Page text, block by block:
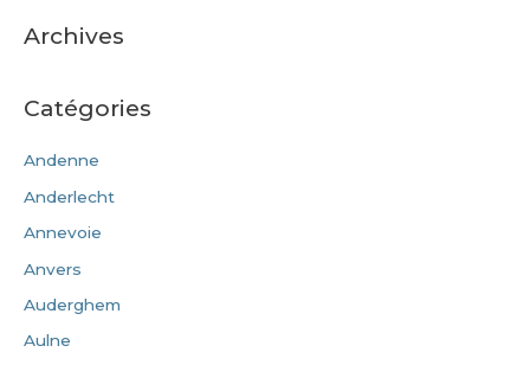
Archives
Catégories
Andenne
Anderlecht
Annevoie
Anvers
Auderghem
Aulne